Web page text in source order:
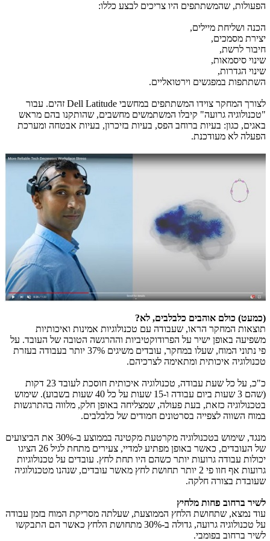
הפעולות, שהמשתתפים היו צריכים לבצע כללו:
הכנה ושליחת מיילים,
יצירת מסמכים,
חיבור לרשת,
שינוי סיסמאות,
שינוי הגדרות,
השתתפות במפגשים וירטואליים.
לצורך המחקר צוידו המשתתפים במחשבי Dell Latitude זהים. עבור
"טכנולוגיה גרועה" קיבלו המשתמשים מחשבים, שהותקנו בהם מראש
באגים, כגון: בעיות ברוחב הפס, בעיות בזיכרון, בעיות אבטחה ומערכת
הפעלה לא מעודכנת.
(כמעט) כולם אוהבים כלבלבים, לא?
תוצאות המחקר הראו, שעבודה עם טכנולוגיות אמינות ואיכותיות
משפיעה באופן ישיר על הפרודוקטיביות וההרגשה הטובה של העובד. על
פי נתוני המוח, שעלו במחקר, עובדים משיגים 37% יותר בעבודה בעזרת
טכנולוגיה איכותית ומתאימה לצרכיהם.
כ"כ, על כל שעת עבודה, טכנולוגיה איכותית חוסכת לעובד 23 דקות
(שהם 3 שעות ביום עבודה ו-15 שעות על כל 40 שעות בשבוע). שימוש
בטכנולוגיה כזאת, בעת פעולה, שמצליחה באופן חלק, מלווה בהתרגשות
במוח השווה לצפייה בסרטונים חמודים של כלבלבים.
מנגד, שימוש בטכנולוגיה מקרטעת מקטינה בממוצע ב-30% את הביצועים
של העובדים, כאשר באופן מפתיע למדיי, צעירים מתחת לגיל 26 הציגו
יכולות עבודה גרועות יותר כשהם היו תחת לחץ. עובדים על טכנולוגיות
גרועות אף חוו פי 2 יותר תחושת לחץ מאשר עובדים, שנהנו מטכנולוגיה
שעובדת בצורה חלקה.
לשיר ברחוב פחות מלחיץ
עוד נמצא, שתחושת הלחץ הממוצעת, שעלתה מסריקת המוח בזמן עבודה
על טכנולוגיה גרועה, גדולה ב-30% מתחושת הלחץ כאשר הם התבקשו
לשיר ברחוב בפומבי.